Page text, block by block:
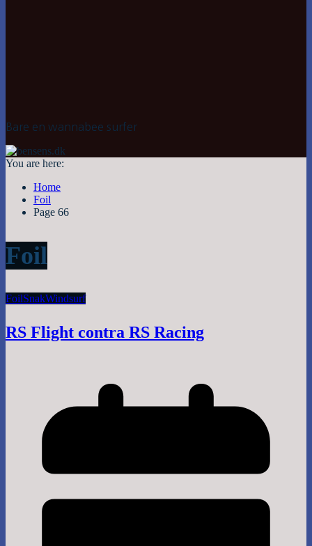
Bare en wannabee surfer
You are here:
Home
Foil
Page 66
Foil
FoilSnakWindsurf
RS Flight contra RS Racing